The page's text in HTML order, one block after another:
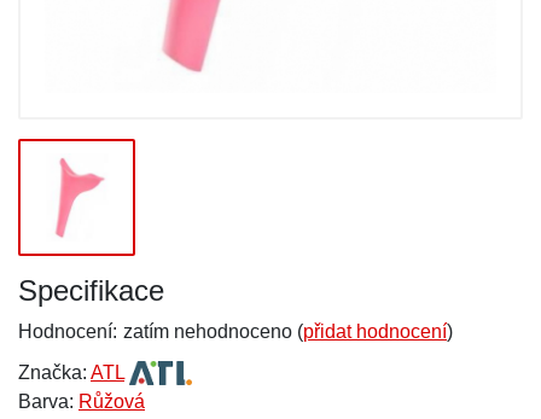
Specifikace
Hodnocení: zatím nehodnoceno (přidat hodnocení)
Značka: ATL
Barva: Růžová